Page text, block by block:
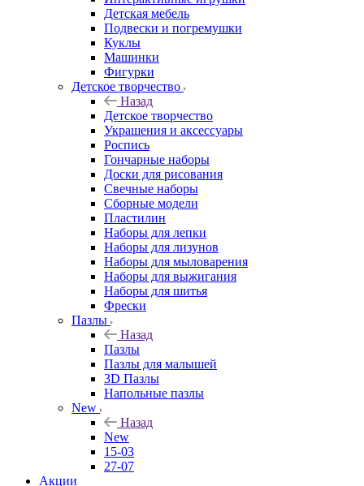
Детская мебель
Подвески и погремушки
Куклы
Машинки
Фигурки
Детское творчество
Назад
Детское творчество
Украшения и аксессуары
Роспись
Гончарные наборы
Доски для рисования
Свечные наборы
Сборные модели
Пластилин
Наборы для лепки
Наборы для лизунов
Наборы для мыловарения
Наборы для выжигания
Наборы для шитья
Фрески
Пазлы
Назад
Пазлы
Пазлы для малышей
3D Пазлы
Напольные пазлы
New
Назад
New
15-03
27-07
Акции